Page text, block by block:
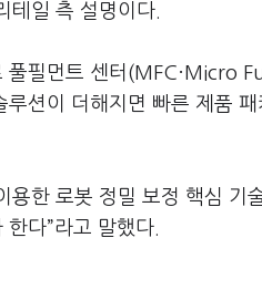
테일 측 설명이다.
풀필먼트 센터(MFC·Micro
션이 더해지면 빠른 제품
한 로봇 정밀 보정 핵심 기
한다”라고 말했다.